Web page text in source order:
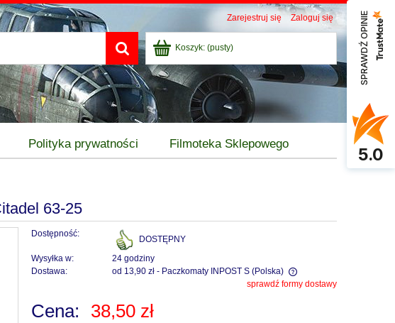
Zarejestruj się Zaloguj się
Koszyk: (pusty)
Polityka prywatności Filmoteka Sklepowego
63-25
Dostępność:
DOSTĘPNY
Wysyłka w:
24 godziny
Dostawa:
od 13,90 zł - Paczkomaty INPOST S (Polska)
Cena nie zawiera ewentualnych kosztów
płatności
sprawdź formy dostawy
Cena: 38,50 zł
SPRAWDŹ OPINIE
5.0